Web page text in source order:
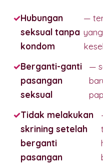
Hubungan
seksual tanpa
kondom
—
Berganti-ganti
pasangan
seksual
—
Tidak melakukan
skrining setelah
berganti
pasangan